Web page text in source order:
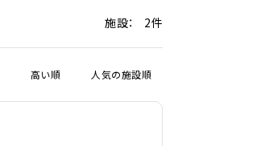
施設： 2件
高い順 人気の施設順